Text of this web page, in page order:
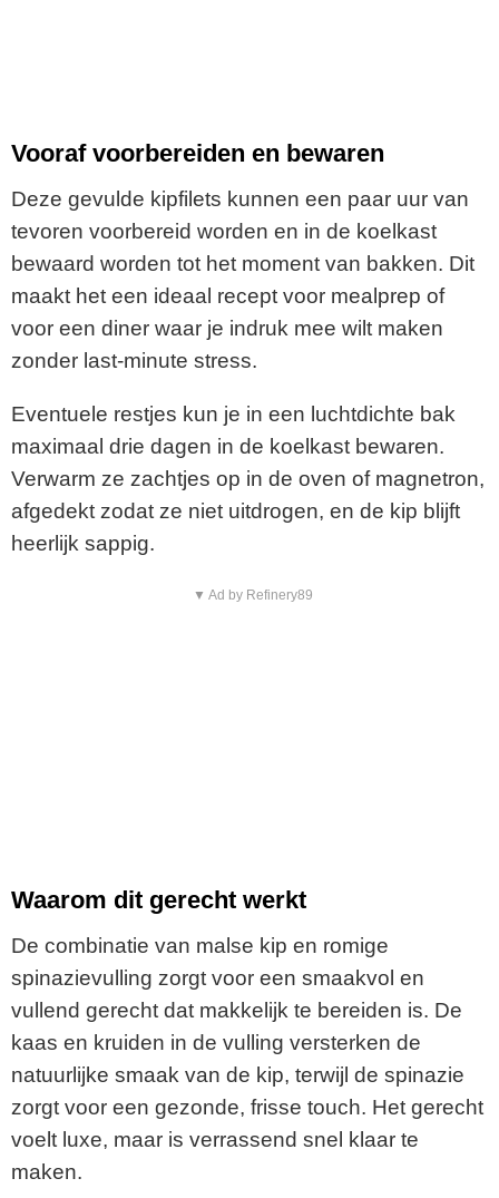
Vooraf voorbereiden en bewaren
Deze gevulde kipfilets kunnen een paar uur van
tevoren voorbereid worden en in de koelkast
bewaard worden tot het moment van bakken. Dit
maakt het een ideaal recept voor mealprep of
voor een diner waar je indruk mee wilt maken
zonder last-minute stress.
Eventuele restjes kun je in een luchtdichte bak
maximaal drie dagen in de koelkast bewaren.
Verwarm ze zachtjes op in de oven of magnetron,
afgedekt zodat ze niet uitdrogen, en de kip blijft
heerlijk sappig.
▼ Ad by Refinery89
Waarom dit gerecht werkt
De combinatie van malse kip en romige
spinazievulling zorgt voor een smaakvol en
vullend gerecht dat makkelijk te bereiden is. De
kaas en kruiden in de vulling versterken de
natuurlijke smaak van de kip, terwijl de spinazie
zorgt voor een gezonde, frisse touch. Het gerecht
voelt luxe, maar is verrassend snel klaar te
maken.